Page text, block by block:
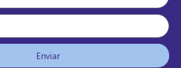
Enviar